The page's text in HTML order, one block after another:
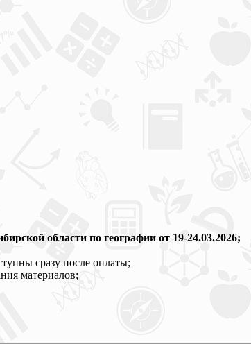
области по географии от 19-24.03.2026;
сразу после оплаты;
материалов;